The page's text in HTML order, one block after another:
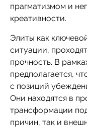
прагматизмом и
креативности.
Элиты как
ситуации,
прочность. В
предполагается,
с позиций
Они находятся в
трансформации
причин, так и